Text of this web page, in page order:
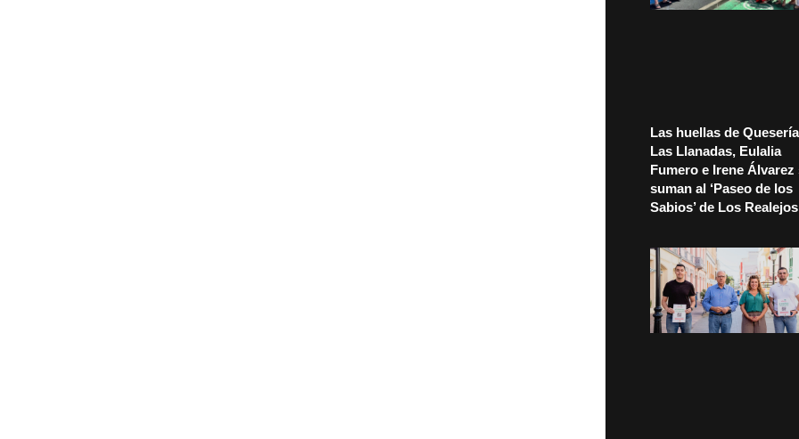
Las huellas de Quesería
Las Llanadas, Eulalia
Fumero e Irene Álvarez
suman al ‘Paseo de los
Sabios’ de Los Realejos